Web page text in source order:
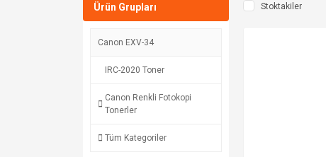
Ürün Grupları
Canon EXV-34
IRC-2020 Toner
Canon Renkli Fotokopi
Tonerler
Tüm Kategoriler
Stoktakiler